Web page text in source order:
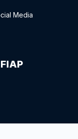
Media